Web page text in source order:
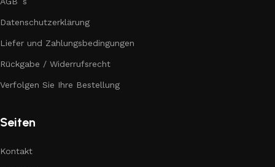
Datenschutzerklärung
Liefer und Zahlungsbedingungen
Rückgabe / Widerrufsrecht
Verfolgen Sie Ihre Bestellung
Seiten
Kontakt